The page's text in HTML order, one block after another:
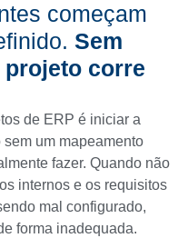
começam
Sem
projeto corre
de ERP é iniciar a
um mapeamento
fazer. Quando não
internos e os requisitos
mal configurado,
forma inadequada.